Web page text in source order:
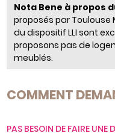
Nota Bene à propos
proposés par
du dispositif LLI sont
proposons pas de
meublés.
COMMENT
PAS BESOIN DE FAIRE UNE